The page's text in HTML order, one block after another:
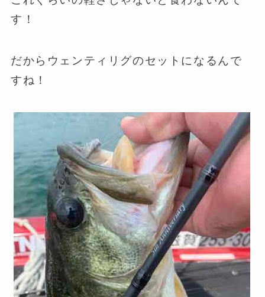
す！
だからウェンティリグのセットになるんで
すね！